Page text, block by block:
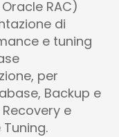
RAC)
di
e tuning
per
Backup e
e